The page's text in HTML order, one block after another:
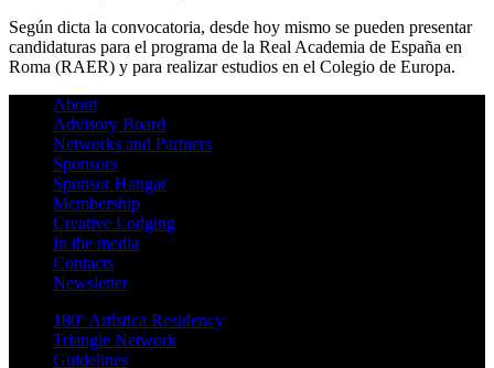
Según dicta la convocatoria, desde hoy mismo se pueden presentar
candidaturas para el programa de la Real Academia de España en
Roma (RAER) y para realizar estudios en el Colegio de Europa.
About
Advisory Board
Networks and Partners
Sponsors
Sponsor Hangar
Membership
Creative Lodging
In the media
Contacts
Newsletter
180º Artística Residency
Triangle Network
Guidelines